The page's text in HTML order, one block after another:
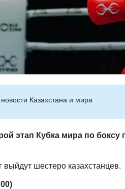
Казахстана и мира
этап Кубка мира по боксу
выйдут шестеро казахстанцев.